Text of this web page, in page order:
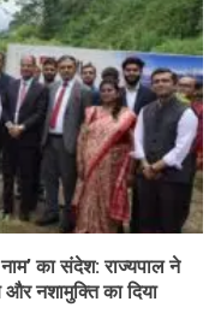
का संदेश: राज्यपाल ने
और नशामुक्ति का दिया